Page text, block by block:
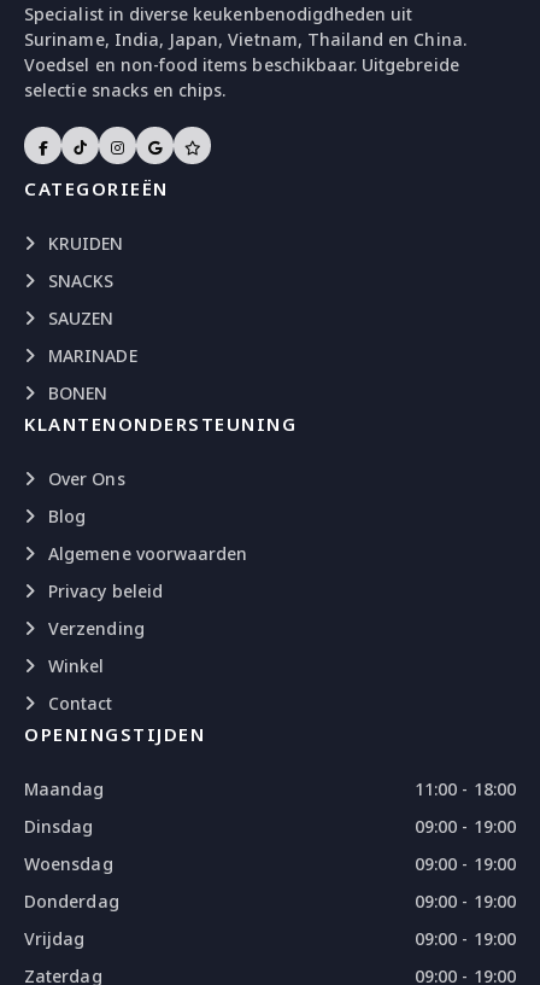
Specialist in diverse keukenbenodigdheden uit
Suriname, India, Japan, Vietnam, Thailand en China.
Voedsel en non-food items beschikbaar. Uitgebreide
selectie snacks en chips.
CATEGORIEËN
KRUIDEN
SNACKS
SAUZEN
MARINADE
BONEN
KLANTENONDERSTEUNING
Over Ons
Blog
Algemene voorwaarden
Privacy beleid
Verzending
Winkel
Contact
OPENINGSTIJDEN
Maandag
11:00 - 18:00
Dinsdag
09:00 - 19:00
Woensdag
09:00 - 19:00
Donderdag
09:00 - 19:00
Vrijdag
09:00 - 19:00
Zaterdag
09:00 - 19:00